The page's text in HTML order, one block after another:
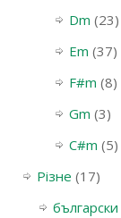
Dm (23)
Em (37)
F#m (8)
Gm (3)
С#m (5)
Різне (17)
български